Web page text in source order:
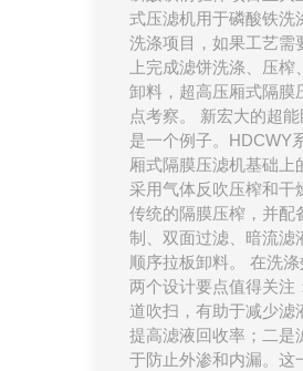
式压滤机用于磷酸铁洗
洗涤项目，如果工艺需
上完成滤饼洗涤、压榨
卸料，超高压厢式隔膜
点考察。 新宏大的超
是一个例子。HDCWY
厢式隔膜压滤机基础上
采用气体反吹压榨和干
传统的隔膜压榨，并配
制、双面过滤、暗流滤
顺序拉板卸料。 在洗
两个设计要点值得关注
道吹扫，有助于减少滤
提高滤液回收率；二是
于防止外渗和内漏。这